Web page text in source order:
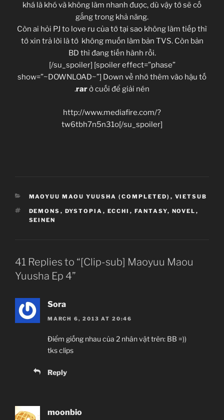
khá là khó và không làm nhanh được, dù vậy tớ sẽ cố
gắng trong khả năng.
Còn ai hỏi PJ to love ru của tớ tại sao không làm tiếp thì
tớ xin trả lời là tớ không muốn làm bản TVS. Còn bản
BD thì đang tiến hành rồi.
[/su_spoiler] [spoiler effect=”phase”
show=”~DOWNLOAD~”] Down về nhớ thêm vào hậu tố
.rarở cuối để giải nén
http://www.mediafire.com/?
tw6tbh7n5n31o[/su_spoiler]
CATEGORIES
MAOYUU MAOU YUUSHA (COMPLETED) , VIETSUB
TAGS
DEMONS , DYSTOPIA , ECCHI , FANTASY, NOVEL ,
SEINEN
41 Replies to “[Clip-sub] Maoyuu Maou
Yuusha Ep 4”
Sora
MARCH 6, 2013 AT 20:46
Điểm giống nhau của 2 nhân vật trên: BB =))
tks clips
Reply
moonbio